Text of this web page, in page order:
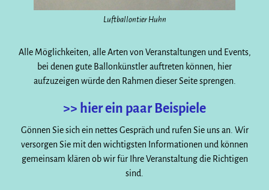
Luftballontier Huhn
Alle Möglichkeiten, alle Arten von Veranstaltungen und Events,
bei denen gute Ballonkünstler auftreten können, hier
aufzuzeigen würde den Rahmen dieser Seite sprengen.
>> hier ein paar Beispiele
Gönnen Sie sich ein nettes Gespräch und rufen Sie uns an. Wir
versorgen Sie mit den wichtigsten Informationen und können
gemeinsam klären ob wir für Ihre Veranstaltung die Richtigen
sind.